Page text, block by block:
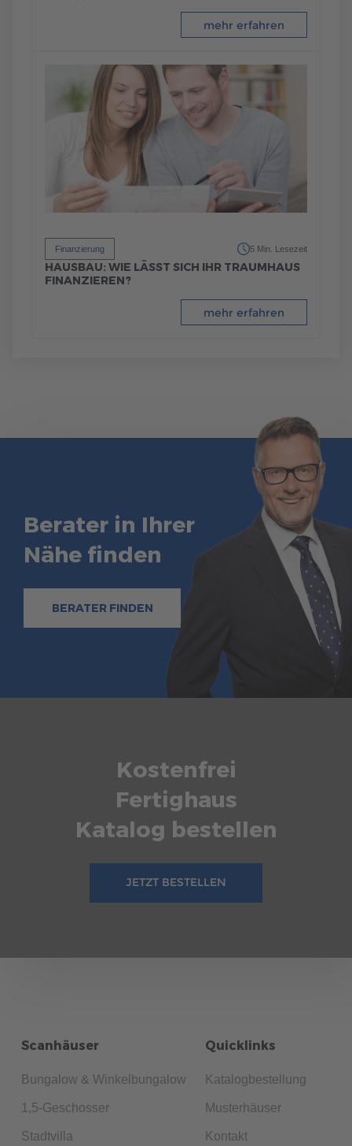
mehr erfahren
Finanzierung 5 Min. Lesezeit
HAUSBAU: WIE LÄSST SICH IHR TRAUMHAUS
FINANZIEREN?
mehr erfahren
Berater in Ihrer
Nähe finden
BERATER FINDEN
Kostenfrei
Fertighaus
Katalog bestellen
JETZT BESTELLEN
Scanhäuser
Bungalow & Winkelbungalow
1,5-Geschosser
Stadtvilla
Quicklinks
Katalogbestellung
Musterhäuser
Kontakt